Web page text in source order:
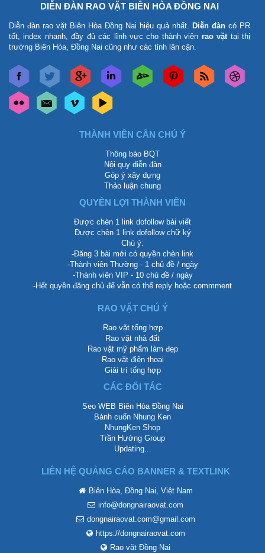
DIỄN ĐÀN RAO VẶT BIÊN HÒA ĐỒNG NAI
Diễn đàn rao vặt Biên Hòa Đồng Nai hiệu quả nhất. Diễn đàn có PR
tốt, index nhanh, đầy đủ các lĩnh vực cho thành viên rao vặttại thị
trường Biên Hòa, Đồng Nai cũng như các tỉnh lân cận.
THÀNH VIÊN CẦN CHÚ Ý
Thông báo BQT
Nội quy diễn đàn
Góp ý xây dựng
Thảo luận chung
QUYỀN LỢI THÀNH VIÊN
Được chèn 1 link dofollow bài viết
Được chèn 1 link dofollow chữ ký
Chú ý:
-Đăng 3 bài mới có quyền chèn link
-Thành viên Thường - 1 chủ đề / ngày
-Thành viên VIP - 10 chủ đề / ngày
-Hết quyền đăng chủ để vẫn có thể reply hoặc commment
RAO VẶT CHÚ Ý
Rao vặt tổng hợp
Rao vặt nhà đất
Rao vặt mỹ phẩm làm đẹp
Rao vặt điện thoại
Giải trí tổng hợp
CÁC ĐỐI TÁC
Seo WEB Biên Hòa Đồng Nai
Bánh cuốn Nhung Ken
NhungKen Shop
Trần Hướng Group
Updating...
LIÊN HỆ QUẢNG CÁO BANNER & TEXTLINK
Biên Hòa, Đồng Nai, Việt Nam
info@dongnairaovat.com
dongnairaovat.com@gmail.com
https://dongnairaovat.com
Rao vặt Đồng Nai